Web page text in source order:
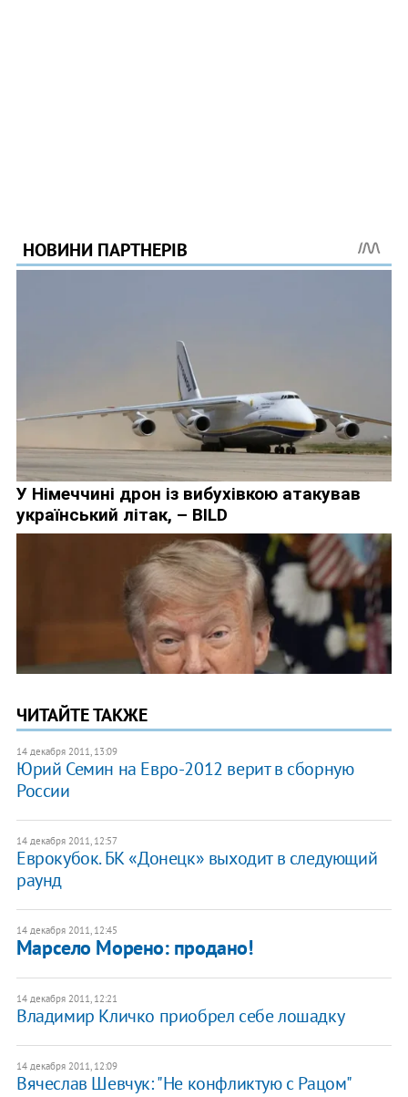
ЧИТАЙТЕ ТАКЖЕ
14 декабря 2011, 13:09
Юрий Семин на Евро-2012 верит в сборную
России
14 декабря 2011, 12:57
Еврокубок. БК «Донецк» выходит в следующий
раунд
14 декабря 2011, 12:45
Марсело Морено: продано!
14 декабря 2011, 12:21
Владимир Кличко приобрел себе лошадку
14 декабря 2011, 12:09
Вячеслав Шевчук: "Не конфликтую с Рацом"